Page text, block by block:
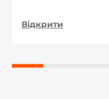
Відкрити